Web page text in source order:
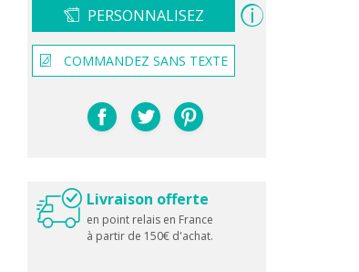
PERSONNALISEZ
COMMANDEZ SANS TEXTE
Livraison offerte
en point relais en France
à partir de 150€ d'achat.